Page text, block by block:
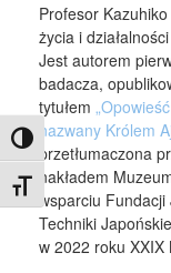
Toggle High Contrast
Toggle Font size
Profesor
życia i
Jest autorem
badacza,
tytułem
nazwany Królem
przetłumaczona
nakładem
wsparciu
Techniki
w 2022 roku XXIX